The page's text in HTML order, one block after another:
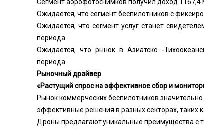
Сегмент аэрофотоснимков получил доход
Ожидается, что сегмент беспилотников с
Ожидается, что сегмент услуг станет
периода
Ожидается, что рынок в Азиатско -
периода.
Рыночный драйвер
«Растущий спрос на эффективное сбор и
Рынок коммерческих беспилотников
эффективные решения в разных секторах, таких
Дроны предлагают уникальные преимущества с